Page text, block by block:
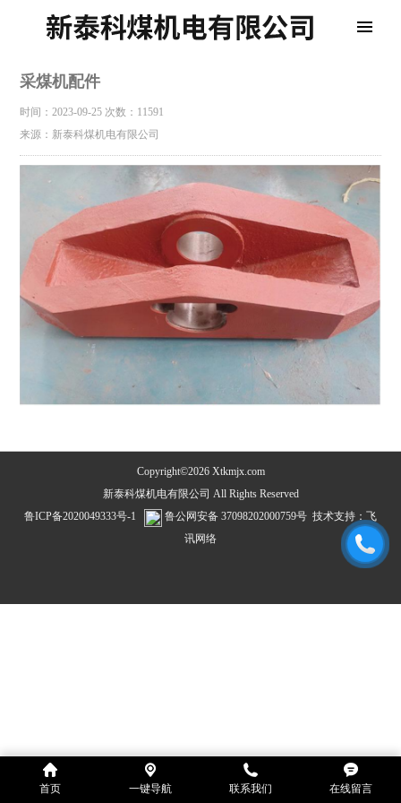
采煤机配件
时间：2023-09-25 次数：11591
来源：新泰科煤机电有限公司
Copyright©2026 Xtkmjx.com
新泰科煤机电有限公司 All Rights Reserved
鲁ICP备2020049333号-1
鲁公网安备 37098202000759号 技术支持： 飞
讯网络
首页 一键导航 联系我们 在线留言